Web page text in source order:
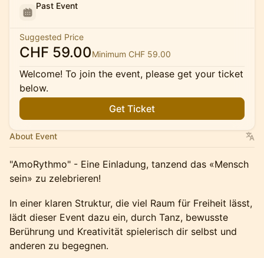
Past Event
Suggested Price
CHF 59.00Minimum CHF 59.00
Welcome! To join the event, please get your ticket
below.
Get Ticket
About Event
"AmoRythmo" - Eine Einladung, tanzend das «Mensch
sein» zu zelebrieren!
In einer klaren Struktur, die viel Raum für Freiheit lässt,
lädt dieser Event dazu ein, durch Tanz, bewusste
Berührung und Kreativität spielerisch dir selbst und
anderen zu begegnen.